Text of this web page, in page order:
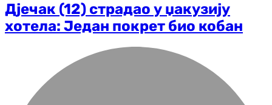
Дјечак (12) страдао у џакузију
хотела: Један покрет био кобан